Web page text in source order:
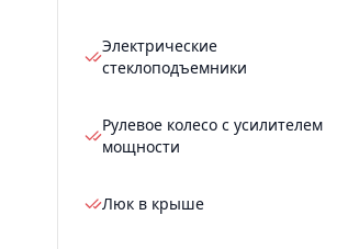
Электрические
стеклоподъемники
Рулевое колесо с усилителем
мощности
Люк в крыше